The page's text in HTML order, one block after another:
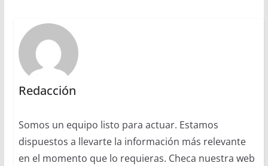
Redacción
Somos un equipo listo para actuar. Estamos
dispuestos a llevarte la información más relevante
en el momento que lo requieras. Checa nuestra web